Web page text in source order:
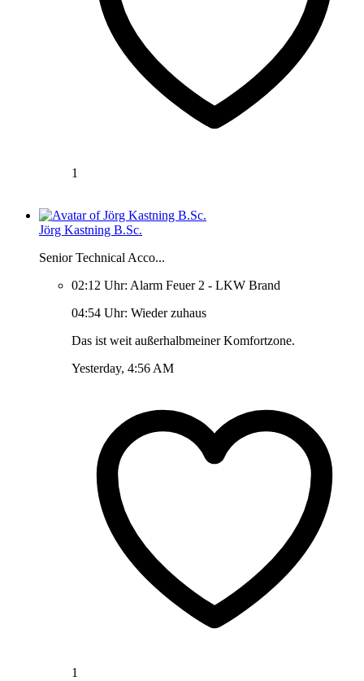
1
Jörg Kastning B.Sc.
Senior Technical Acco...
02:12 Uhr: Alarm Feuer 2 - LKW Brand
04:54 Uhr: Wieder zuhaus
Das ist weit außerhalbmeiner Komfortzone.
Yesterday, 4:56 AM
1